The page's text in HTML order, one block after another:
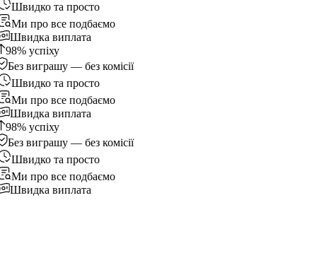
Швидко та просто
Ми про все подбаємо
Швидка виплата
98% успіху
Без виграшу — без комісії
Швидко та просто
Ми про все подбаємо
Швидка виплата
98% успіху
Без виграшу — без комісії
Швидко та просто
Ми про все подбаємо
Швидка виплата